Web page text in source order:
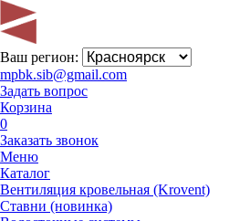
Ваш регион:
mpbk.sib@gmail.com
Задать вопрос
Корзина
0
Заказать звонок
Меню
Каталог
Вентиляция кровельная (Krovent)
Ставни (новинка)